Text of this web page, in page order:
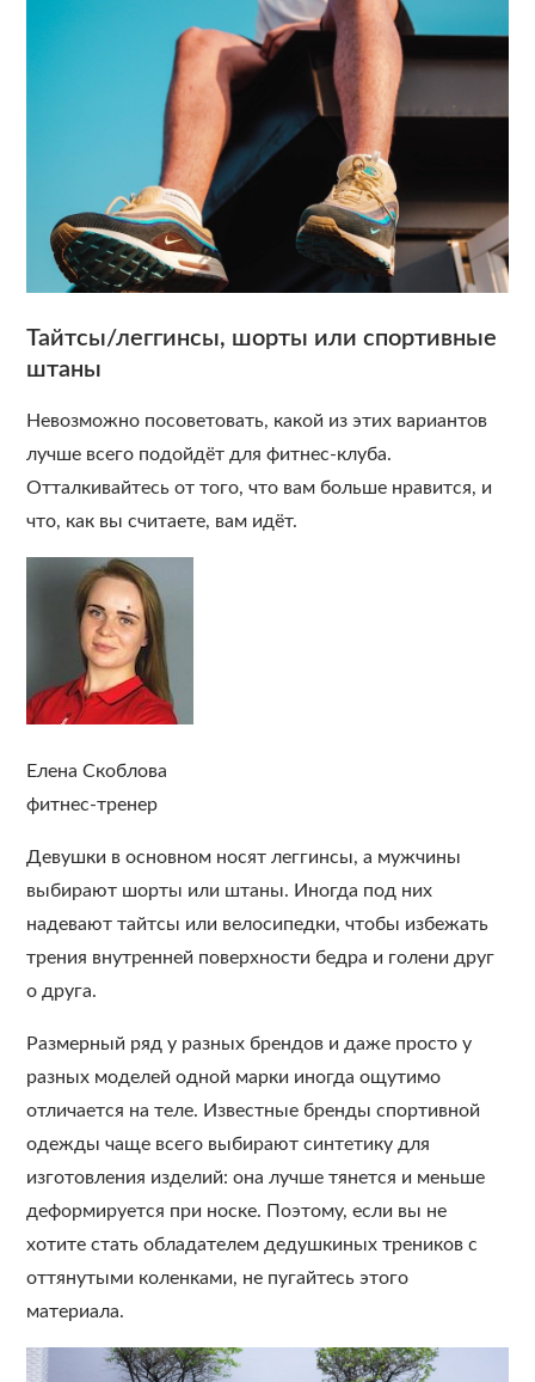
Тайтсы/леггинсы, шорты или спортивные
штаны
Невозможно посоветовать, какой из этих вариантов
лучше всего подойдёт для фитнес-клуба.
Отталкивайтесь от того, что вам больше нравится, и
что, как вы считаете, вам идёт.
Елена Скоблова
фитнес-тренер
Девушки в основном носят леггинсы, а мужчины
выбирают шорты или штаны. Иногда под них
надевают тайтсы или велосипедки, чтобы избежать
трения внутренней поверхности бедра и голени друг
о друга.
Размерный ряд у разных брендов и даже просто у
разных моделей одной марки иногда ощутимо
отличается на теле. Известные бренды спортивной
одежды чаще всего выбирают синтетику для
изготовления изделий: она лучше тянется и меньше
деформируется при носке. Поэтому, если вы не
хотите стать обладателем дедушкиных треников с
оттянутыми коленками, не пугайтесь этого
материала.